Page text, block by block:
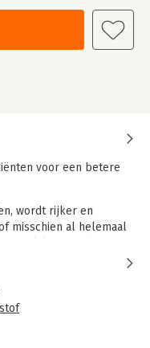
voor een betere
wordt rijker en
misschien al helemaal
de
vraag naar meer, loopt
onderzoekt New
hoe technologie